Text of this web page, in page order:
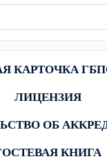
КАРТОЧКА
ЛИЦЕНЗИЯ
ОБ
КНИГА